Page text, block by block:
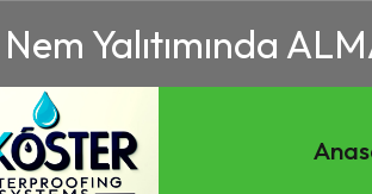
Nem Yalıtımında